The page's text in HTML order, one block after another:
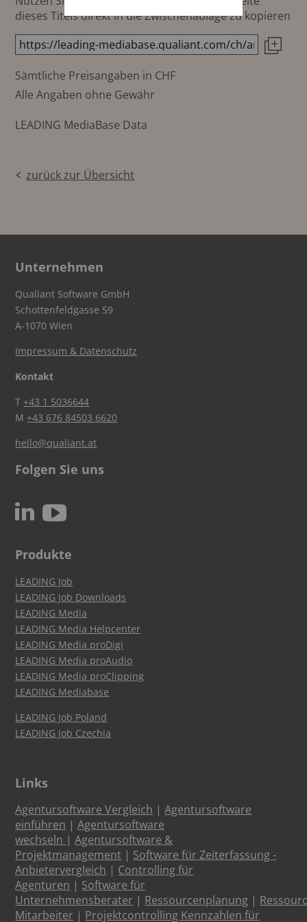
dieses Titels direkt in die Zwischenablage zu kopieren
Sämtliche Preisangaben in CHF
Alle Angaben ohne Gewähr
LEADING MediaBase Data
zurück zur Übersicht
Unternehmen
Qualiant Software GmbH
Schottenfeldgasse 59
A-1070 Wien
Impressum & Datenschutz
Kontakt
T+43 1 5036644
M+43 676 84503 6620
hello@qualiant.at
Folgen Sie uns
N c
Produkte
LEADING Job
LEADING Job Downloads
LEADING Media
LEADING Media Helpcenter
LEADING Media proDigi
LEADING Media proAudio
LEADING Media proClipping
LEADING Mediabase
LEADING Job Poland
LEADING Job Czechia
Links
Agentursoftware Vergleich |Agentursoftware
einführen |Agentursoftware
wechseln |Agentursoftware &
Projektmanagement | Software für Zeiterfassung -
Anbietervergleich | Controlling für
Agenturen | Software für
Unternehmensberater | Ressourcenplanung |
Mitarbeiter | Projektcontrolling Kennzahlen für